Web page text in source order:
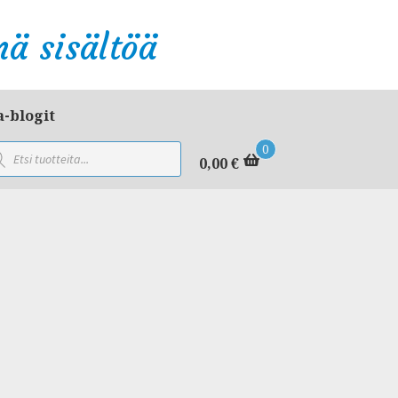
sisältöä
blogit
0,00€
0